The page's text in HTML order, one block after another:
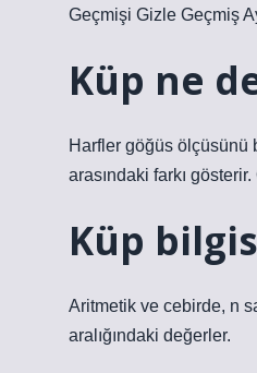
Geçmişi Gizle Geçmiş
Küp ne
Harfler göğüs ölçüsünü
arasındaki farkı
Küp
Aritmetik ve cebirde, n
aralığındaki değerler.